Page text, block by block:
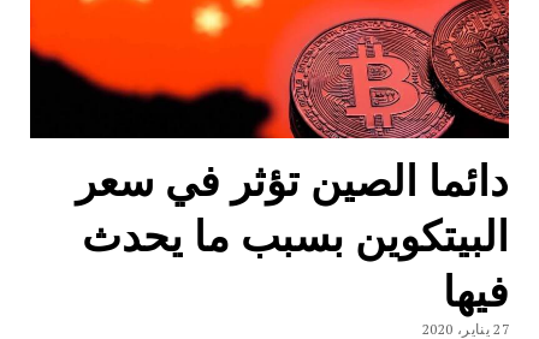
دائما الصين تؤثر في سعر
البيتكوين بسبب ما يحدث
فيها
27 يناير، 2020